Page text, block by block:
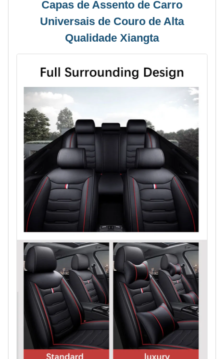
Capas de Assento de Carro
Universais de Couro de Alta
Qualidade Xiangta